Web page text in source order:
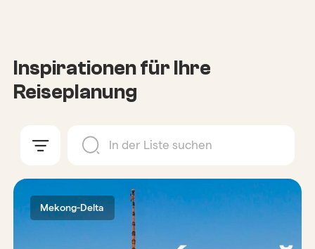
Inspirationen für Ihre
Reiseplanung
Mekong-Delta